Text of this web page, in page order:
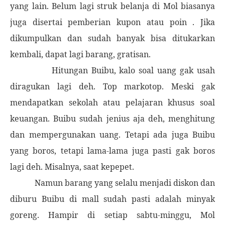
yang lain. Belum lagi struk belanja di Mol biasanya
juga disertai pemberian kupon atau poin . Jika
dikumpulkan dan sudah banyak bisa ditukarkan
kembali, dapat lagi barang, gratisan.
Hitungan Buibu, kalo soal uang gak usah
diragukan lagi deh. Top markotop. Meski gak
mendapatkan sekolah atau pelajaran khusus soal
keuangan. Buibu sudah jenius aja deh, menghitung
dan mempergunakan uang. Tetapi ada juga Buibu
yang boros, tetapi lama-lama juga pasti gak boros
lagi deh. Misalnya, saat kepepet.
Namun barang yang selalu menjadi diskon dan
diburu Buibu di mall sudah pasti adalah minyak
goreng. Hampir di setiap sabtu-minggu, Mol